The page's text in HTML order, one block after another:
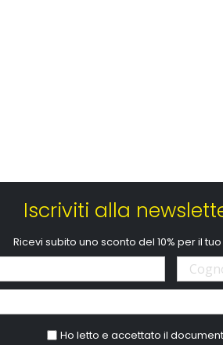
Iscriviti alla
Ricevi subito uno sconto del 10% per il
Ho letto e accettato il